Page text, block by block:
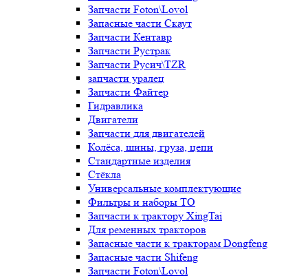
Запчасти Foton\Lovol
Запасные части Скаут
Запчасти Кентавр
Запчасти Рустрак
Запчасти Русич\TZR
запчасти уралец
Запчасти Файтер
Гидравлика
Двигатели
Запчасти для двигателей
Колёса, шины, груза, цепи
Стандартные изделия
Стёкла
Универсальные комплектующие
Фильтры и наборы ТО
Запчасти к трактору XingTai
Для ременных тракторов
Запасные части к тракторам Dongfeng
Запасные части Shifeng
Запчасти Foton\Lovol